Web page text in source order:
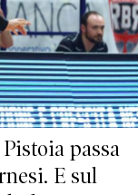
passa
E sul